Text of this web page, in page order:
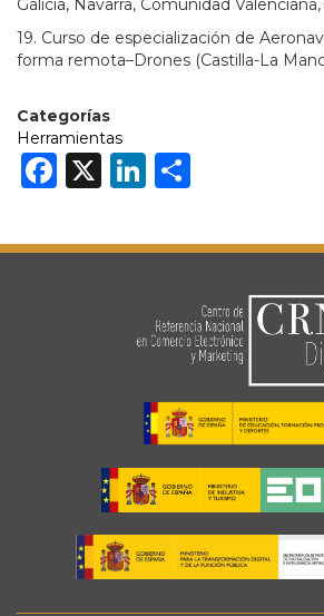
Galicia, Navarra, Comunidad
19. Curso de especialización de
forma remota–Drones (Castilla-La
Categorías
Herramientas
Facebook
X LinkedIn